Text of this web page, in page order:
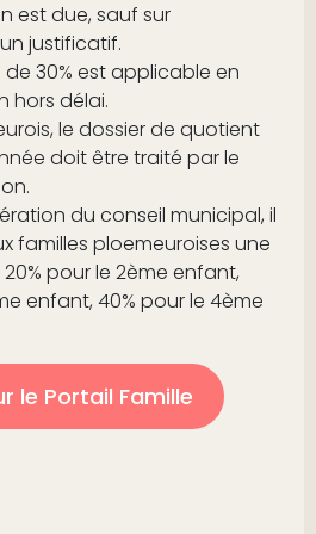
est due, sauf sur
justificatif.
30% est applicable en
hors délai.
le dossier de quotient
doit être traité par le
du conseil municipal, il
familles ploemeuroises une
pour le 2ème enfant,
enfant, 40% pour le 4ème
le Portail Famille